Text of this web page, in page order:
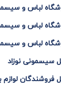
لباس و
لباس و
لباس و
سیسمونی نوزاد
فروشندگان لوازم